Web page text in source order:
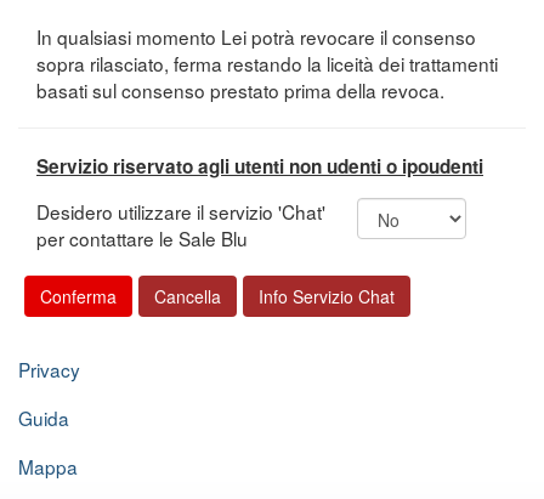
In qualsiasi momento Lei potrà revocare il consenso
sopra rilasciato, ferma restando la liceità dei trattamenti
basati sul consenso prestato prima della revoca.
Servizio riservato agli utenti non udenti o ipoudenti
Desidero utilizzare il servizio 'Chat'
per contattare le Sale Blu
Privacy
Guida
Mappa